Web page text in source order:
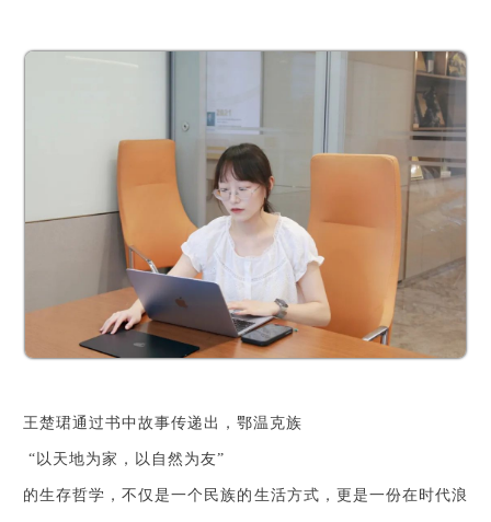
王楚珺通过书中故事传递出，鄂温克族
“以天地为家，以自然为友”
的生存哲学，不仅是一个民族的生活方式，更是一份在时代浪